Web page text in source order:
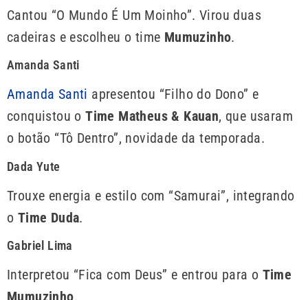
Cantou “O Mundo É Um Moinho”. Virou duas
cadeiras e escolheu o time Mumuzinho.
Amanda Santi
Amanda Santi apresentou “Filho do Dono” e
conquistou oTime Matheus & Kauan, que usaram
o botão “Tô Dentro”, novidade da temporada.
Dada Yute
Trouxe energia e estilo com “Samurai”, integrando
o Time Duda.
Gabriel Lima
Interpretou “Fica com Deus” e entrou para o Time
Mumuzinho.